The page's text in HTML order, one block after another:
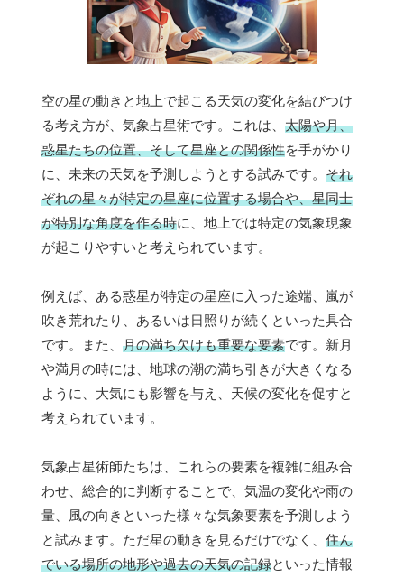
空の星の動きと地上で起こる天気の変化を結びつけ
る考え方が、気象占星術です。これは、 太陽や月、
惑星たちの位置、そして星座との関係性を手がかり
に、未来の天気を予測しようとする試みです。 それ
ぞれの星々が特定の星座に位置する場合や、星同士
が特別な角度を作る時に、地上では特定の気象現象
が起こりやすいと考えられています。
例えば、ある惑星が特定の星座に入った途端、嵐が
吹き荒れたり、あるいは日照りが続くといった具合
です。また、 月の満ち欠けも重要な要素です。新月
や満月の時には、地球の潮の満ち引きが大きくなる
ように、大気にも影響を与え、天候の変化を促すと
考えられています。
気象占星術師たちは、これらの要素を複雑に組み合
わせ、総合的に判断することで、気温の変化や雨の
量、風の向きといった様々な気象要素を予測しよう
と試みます。ただ星の動きを見るだけでなく、 住ん
でいる場所の地形や過去の天気の記録といった情報